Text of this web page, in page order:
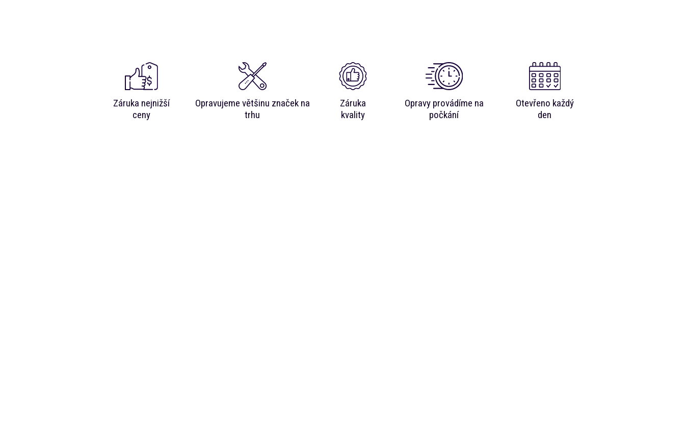
Záruka nejnižší
ceny
Opravujeme většinu značek na
trhu
Záruka
kvality
Opravy provádíme na
počkání
Otevřeno každý
den